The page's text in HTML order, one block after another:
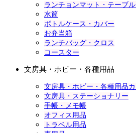
ランチョンマット・テーブ
水筒
ボトルケース・カバー
お弁当箱
ランチバッグ・クロス
コースター
文房具・ホビー・各種用品
文房具・ホビー・各種用品
文房具・ステーショナリー
手帳・メモ帳
オフィス用品
トラベル用品